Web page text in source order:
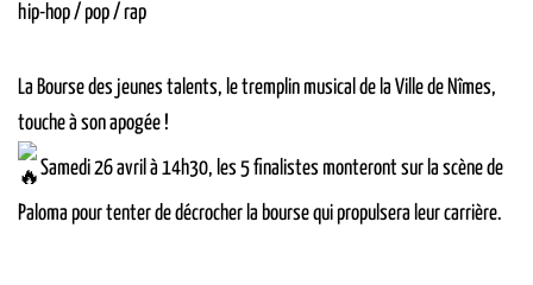
hip-hop / pop / rap
La Bourse des jeunes talents, le tremplin musical de la Ville de Nîmes,
touche à son apogée !
Samedi 26 avril à 14h30, les 5 finalistes monteront sur la scène de
Paloma pour tenter de décrocher la bourse qui propulsera leur carrière.